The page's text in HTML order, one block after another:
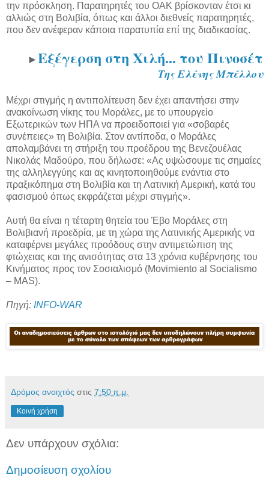
την πρόσκληση. Παρατηρητές του ΟΑΚ βρίσκονταν έτσι κι
αλλιώς στη Βολιβία, όπως και άλλοι διεθνείς παρατηρητές,
που δεν ανέφεραν κάποια παρατυπία επί της διαδικασίας.
►Εξέγερση στη Χιλή... του Πινοσέτ
Της Ελένης Μπέλλου
Μέχρι στιγμής η αντιπολίτευση δεν έχει απαντήσει στην
ανακοίνωση νίκης του Μοράλες, με το υπουργείο
Εξωτερικών των ΗΠΑ να προειδοποιεί για «σοβαρές
συνέπειες» τη Βολιβία. Στον αντίποδα, ο Μοράλες
απολαμβάνει τη στήριξη του προέδρου της Βενεζουέλας
Νικολάς Μαδούρο, που δήλωσε: «Ας υψώσουμε τις σημαίες
της αλληλεγγύης και ας κινητοποιηθούμε ενάντια στο
πραξικόπημα στη Βολιβία και τη Λατινική Αμερική, κατά του
φασισμού όπως εκφράζεται μέχρι στιγμής».
Αυτή θα είναι η τέταρτη θητεία του Έβο Μοράλες στη
Βολιβιανή προεδρία, με τη χώρα της Λατινικής Αμερικής να
καταφέρνει μεγάλες προόδους στην αντιμετώπιση της
φτώχειας και της ανισότητας στα 13 χρόνια κυβέρνησης του
Κινήματος προς τον Σοσιαλισμό (Movimiento al Socialismo
– MAS).
Πηγή: INFO-WAR
Δρόμος ανοιχτός στις 7:50 π.μ.
Κοινή χρήση
Δεν υπάρχουν σχόλια:
Δημοσίευση σχολίου